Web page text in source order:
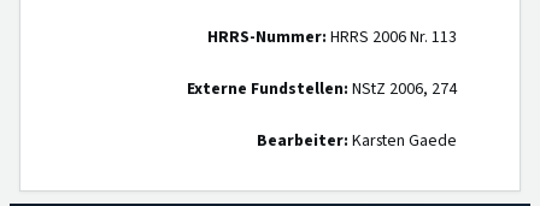
HRRS-Nummer: HRRS 2006 Nr. 113
Externe Fundstellen: NStZ 2006, 274
Bearbeiter: Karsten Gaede